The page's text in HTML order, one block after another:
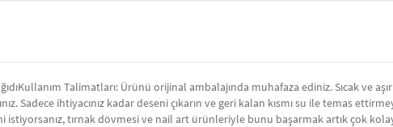
Talimatları: Ürünü orijinal ambalajında muhafaza ediniz. Sıcak ve
Sadece ihtiyacınız kadar deseni çıkarın ve geri kalan kısmı su ile temas
istiyorsanız, tırnak dövmesi ve nail art ürünleriyle bunu başarmak artık çok